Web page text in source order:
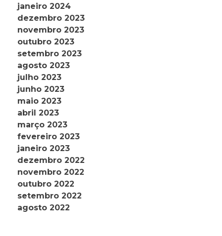
janeiro 2024
dezembro 2023
novembro 2023
outubro 2023
setembro 2023
agosto 2023
julho 2023
junho 2023
maio 2023
abril 2023
março 2023
fevereiro 2023
janeiro 2023
dezembro 2022
novembro 2022
outubro 2022
setembro 2022
agosto 2022